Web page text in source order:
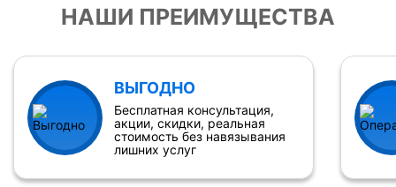
НАШИ ПРЕИМУЩЕСТВА
ВЫГОДНО
Бесплатная консультация,
акции, скидки, реальная
стоимость без навязывания
лишних услуг